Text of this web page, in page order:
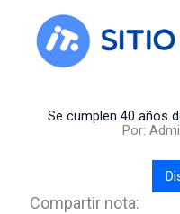
content
Se cumplen 40 años
Por:
Compartir nota: